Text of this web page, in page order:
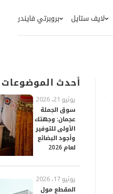
لايف ستايل بروبرتي فايندر
أحدث الموضوعات
سوق الجملة
عجمان: وجهتك
الأولى للتوفير
وأجود البضائع
لعام 2026
يونيو 21، 2026
المقطع مول
يونيو 17، 2026